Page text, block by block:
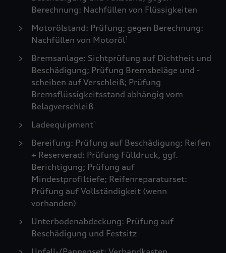
Berechnung: Nachfüllen von Flüssigkeiten
Motorölstand: Prüfung; gegen Berechnung:
Nachfüllen von Motoröl1
Bremsanlage: Sichtprüfung auf Dichtheit und
Beschädigung; Prüfung Bremsbeläge und -
scheiben auf Verschleiß; Prüfung
Bremsflüssigkeitsstand abhängig vom
Belagverschleiß
Ladeequipment1
Bereifung: Prüfung auf Beschädigung; Reifen
+ Reserverad: Prüfung Fülldruck, ggf.
Berichtigung; Prüfung auf
Mindestprofiltiefe; Reifenreparaturset:
Prüfung auf Vollständigkeit (wenn
vorhanden)
Unterbodenabdeckung: Prüfung auf
Beschädigung und Festsitz